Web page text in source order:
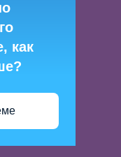
как